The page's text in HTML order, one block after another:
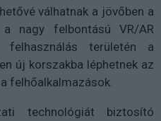
válhatnak a jövőben a
nagy felbontású VR/AR
felhasználás területén a
új korszakba léphetnek az
felhőalkalmazások.
technológiát biztosító